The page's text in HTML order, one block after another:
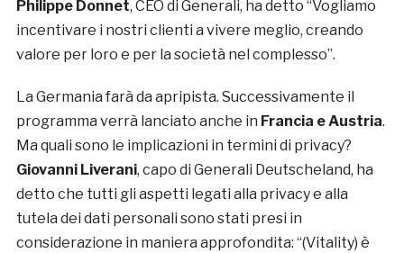
Philippe Donnet, CEO di Generali, ha detto “Vogliamo
incentivare i nostri clienti a vivere meglio, creando
valore per loro e per la società nel complesso”.
La Germania farà da apripista. Successivamente il
programma verrà lanciato anche in Francia e Austria.
Ma quali sono le implicazioni in termini di privacy?
Giovanni Liverani, capo di Generali Deutscheland, ha
detto che tutti gli aspetti legati alla privacy e alla
tutela dei dati personali sono stati presi in
considerazione in maniera approfondita: “(Vitality) è